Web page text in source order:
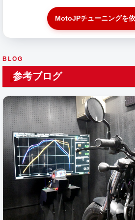
MotoJPチューニングを
BLOG
参考ブログ